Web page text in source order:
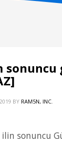
sonuncu
BY RAM5N, INC.
ilin sonuncu